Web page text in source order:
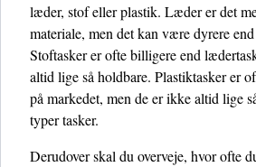
læder, stof eller plastik. Læder er det
materiale, men det kan være dyrere
Stoftasker er ofte billigere end
altid lige så holdbare. Plastiktasker er
på markedet, men de er ikke altid lige
typer tasker.
Derudover skal du overveje, hvor ofte